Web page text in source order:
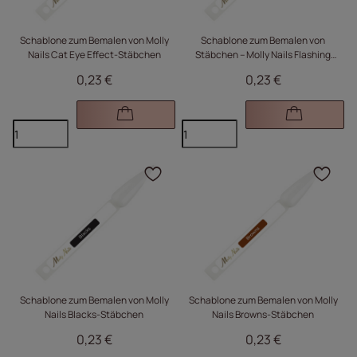
Schablone zum Bemalen von Molly
Nails Cat Eye Effect-Stäbchen
0,23 €
Schablone zum Bemalen von
Stäbchen – Molly Nails Flashing
0,23 €
Schablone zum Bemalen von Molly
Nails Blacks-Stäbchen
0,23 €
Klicken Sie, um das
Schablone zum Bemalen von Molly
Nails Browns-Stäbchen
0,23 €